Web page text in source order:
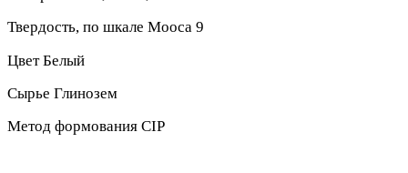
Твердость, по шкале Moоса 9
Цвет Белый
Сырье Глинозем
Метод формования CIP